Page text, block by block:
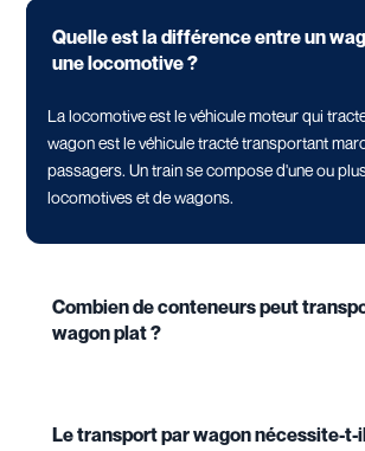
Quelle est la différence entre un
une locomotive ?
La locomotive est le véhicule moteur qui
wagon est le véhicule tracté transportant
passagers. Un train se compose d'une ou
locomotives et de wagons.
Combien de conteneurs peut
wagon plat ?
Le transport par wagon nécessite-t-